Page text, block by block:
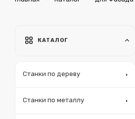
КАТАЛОГ
Станки по дереву
Станки по металлу